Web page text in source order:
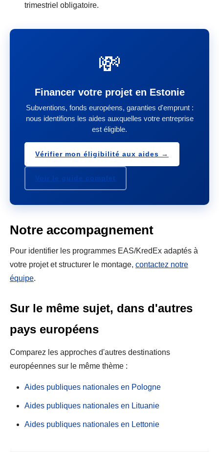
trimestriel obligatoire.
💸
Financer votre projet en Estonie
Subventions, fonds européens, garanties d'emprunt :
nous identifions les aides auxquelles votre entreprise
est éligible.
Vérifier mon éligibilité aux aides →
Voir le guide complet
Notre accompagnement
Pour identifier les programmes EAS/KredEx adaptés à
votre projet et structurer le montage, contactez notre
équipe.
Sur le même sujet, dans d'autres
pays européens
Comparez les approches d'autres destinations
européennes sur le même thème :
Aides publiques nationales en Pologne
Aides publiques nationales en Lituanie
Aides publiques nationales en Lettonie